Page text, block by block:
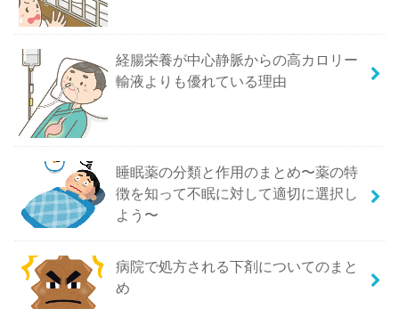
経腸栄養が中心静脈からの高カロリー
輸液よりも優れている理由
睡眠薬の分類と作用のまとめ〜薬の特
徴を知って不眠に対して適切に選択し
よう〜
病院で処方される下剤についてのまと
め